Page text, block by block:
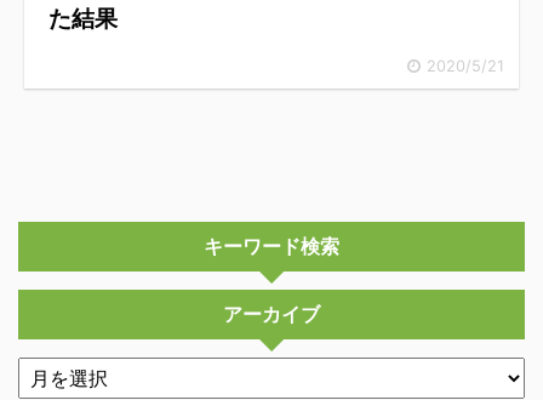
た結果
2020/5/21
キーワード検索
アーカイブ